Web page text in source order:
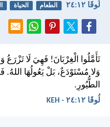
لُوقَا ١٢:‏٢٤ الطعام الحياة
تَأَمَّلُوا الْغِرْبَانَ! فَهِيَ لَا
وَلا مُسْتَوْدَعٌ، بَلْ يَعُولُهَا
الطُّيُورِ.
لُوقَا ١٢:‏٢٤ - KEH